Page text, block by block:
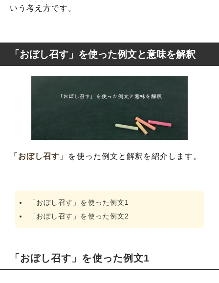
いう考え方です。
「おぼし召す」を使った例文と意味を解釈
「おぼし召す」 を使った例文と解釈を紹介します。
「おぼし召す」を使った例文1
「おぼし召す」を使った例文2
「おぼし召す」を使った例文1